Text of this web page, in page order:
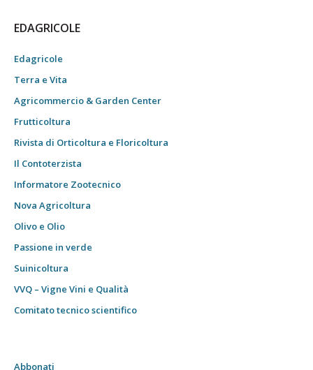
EDAGRICOLE
Edagricole
Terra e Vita
Agricommercio & Garden Center
Frutticoltura
Rivista di Orticoltura e Floricoltura
Il Contoterzista
Informatore Zootecnico
Nova Agricoltura
Olivo e Olio
Passione in verde
Suinicoltura
VVQ – Vigne Vini e Qualità
Comitato tecnico scientifico
Abbonati